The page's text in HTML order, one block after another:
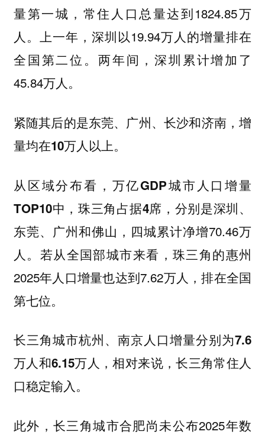
量第一城 ，常住人口总量达到1824.85万
人。上一年，深圳以19.94万人的增量排在
全国第二位。两年间，深圳累计增加了
45.84万人。
紧随其后的是东莞、广州、长沙和济南，增
量均在10万人以上。
从区域分布看， 万亿GDP城市人口增量
TOP10中，珠三角占据4席 ，分别是深圳、
东莞、广州和佛山，四城累计净增70.46万
人。若从全国部城市来看，珠三角的惠州
2025年人口增量也达到7.62万人，排在全国
第七位。
长三角城市杭州、南京人口增量分别为7.6
万人和6.15万人，相对来说，长三角常住人
口稳定输入。
此外，长三角城市合肥尚未公布2025年数